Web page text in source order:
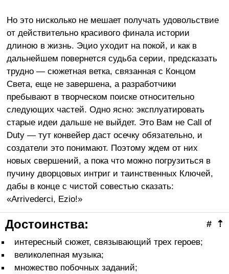
Но это нисколько не мешает получать удовольствие
от действительно красивого финала истории
длиною в жизнь. Эцио уходит на покой, и как в
дальнейшем повернется судьба серии, предсказать
трудно — сюжетная ветка, связанная с Концом
Света, еще не завершена, а разработчики
пребывают в творческом поиске относительно
следующих частей. Одно ясно: эксплуатировать
старые идеи дальше не выйдет. Это Вам не Call of
Duty — тут конвейер даст осечку обязательно, и
создатели это понимают. Поэтому ждем от них
новых свершений, а пока что можно погрузиться в
пучину дворцовых интриг и таинственных Ключей,
дабы в конце с чистой совестью сказать:
«Arrivederci, Ezio!»
⇡
#
Достоинства:
интересный сюжет, связывающий трех героев;
великолепная музыка;
множество побочных заданий;